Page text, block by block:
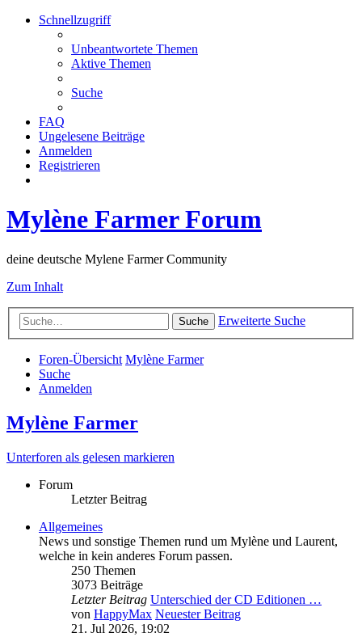
Schnellzugriff
Unbeantwortete Themen
Aktive Themen
Suche
FAQ
Ungelesene Beiträge
Anmelden
Registrieren
Mylène Farmer Forum
deine deutsche Mylene Farmer Community
Zum Inhalt
Suche Erweiterte Suche
Foren-Übersicht Mylène Farmer
Suche
Anmelden
Mylène Farmer
Unterforen als gelesen markieren
Forum
Letzter Beitrag
Allgemeines
News und sonstige Themen rund um Mylène und Laurent,
welche in kein anderes Forum passen.
250 Themen
3073 Beiträge
Letzter Beitrag Unterschied der CD Editionen …
von HappyMax Neuester Beitrag
21. Jul 2026, 19:02